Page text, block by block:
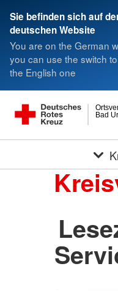
Sie befinden sich auf
deutschen Website
You are on the German
you can use the switch
the English one
Bad